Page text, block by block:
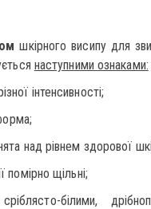
шкірного висипу для
наступними ознаками:
інтенсивності;
над рівнем здорової
помірно щільні;
білими,